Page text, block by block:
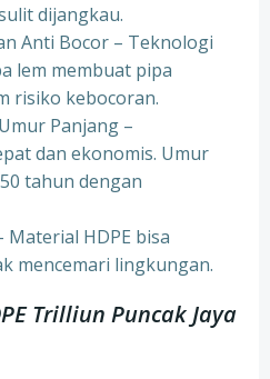
dijangkau.
Anti Bocor – Teknologi
lem membuat pipa
risiko kebocoran.
Panjang –
dan ekonomis. Umur
tahun dengan
Material HDPE bisa
mencemari lingkungan.
Trilliun Puncak Jaya